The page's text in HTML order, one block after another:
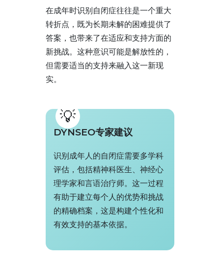
在成年时识别自闭症往往是一个重大
转折点，既为长期未解的困难提供了
答案，也带来了在适应和支持方面的
新挑战。这种意识可能是解放性的，
但需要适当的支持来融入这一新现
实。
DYNSEO专家建议
识别成年人的自闭症需要多学科
评估，包括精神科医生、神经心
理学家和言语治疗师。这一过程
有助于建立每个人的优势和挑战
的精确档案，这是构建个性化和
有效支持的基本依据。